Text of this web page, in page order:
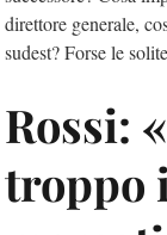
direttore generale,
sudest? Forse le
Rossi:
troppo